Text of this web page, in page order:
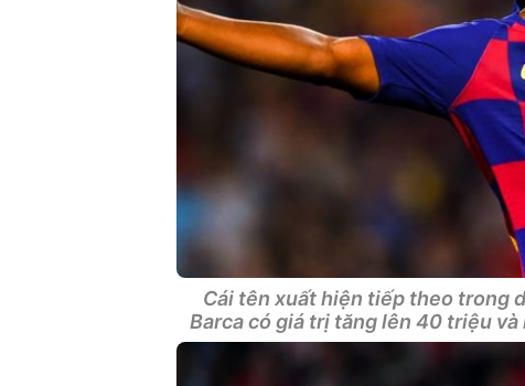
Cái tên xuất hiện tiếp theo trong
Barca có giá trị tăng lên 40 triệu